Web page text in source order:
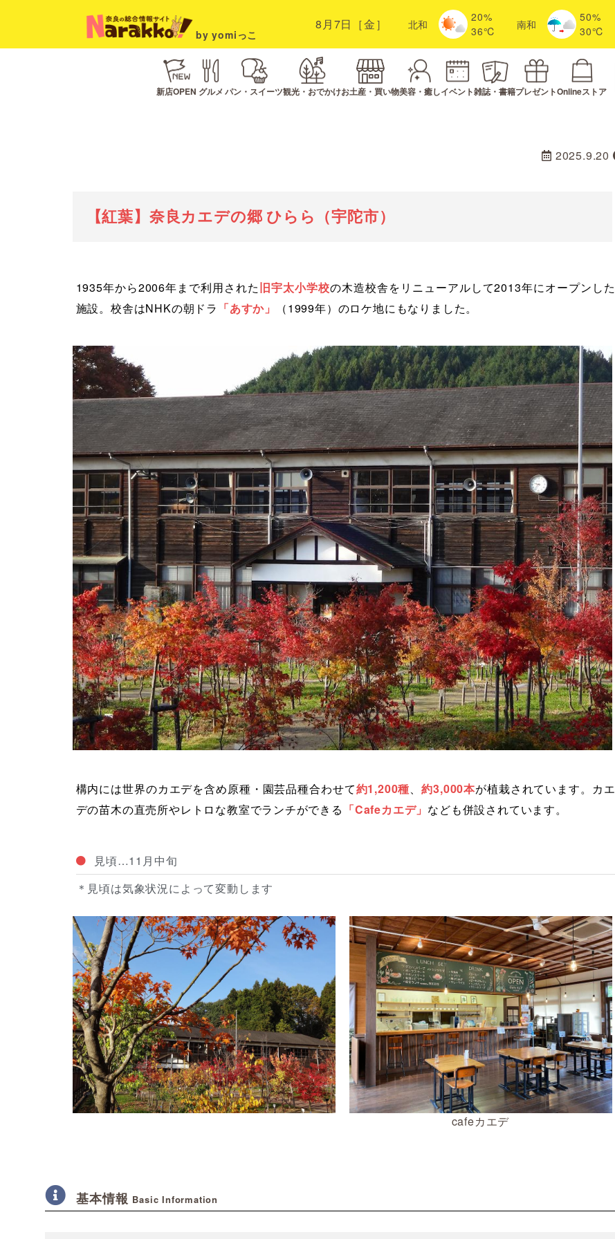
by yomiっこ
8月7日［金］ 北和
20%
36℃
南和
50%
30℃
新店OPEN グルメ パン・スイーツ観光・おでかけお土産・買い物美容・癒しイベント雑誌・書籍プレゼントOnlineストア
2025.9.20
【紅葉】奈良カエデの郷 ひらら（宇陀市）
1935年から2006年まで利用された旧宇太小学校の木造校舎をリニューアルして2013年にオープンした
施設。校舎はNHKの朝ドラ 「あすか」 （1999年）のロケ地にもなりました。
構内には世界のカエデを含め原種・園芸品種合わせて約1,200種、約3,000本が植栽されています。カエ
デの苗木の直売所やレトロな教室でランチができる 「Cafeカエデ」 なども併設されています。
見頃…11月中旬
＊見頃は気象状況によって変動します
cafeカエデ
基本情報 Basic Information